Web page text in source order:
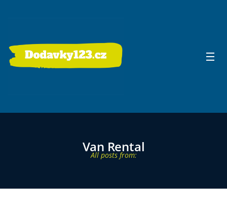
Van Rental
All posts from: